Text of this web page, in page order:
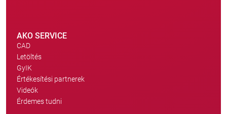
AKO SERVICE
CAD
Letöltés
GyIK
Értékesítési partnerek
Videók
Érdemes tudni